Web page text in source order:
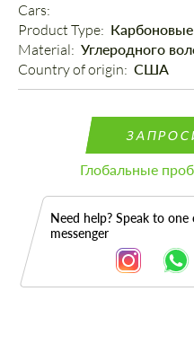
Cars:
Product Type:
Material: Углеродного
Country of origin: США
Глобальные
Need help? Speak to
messenger